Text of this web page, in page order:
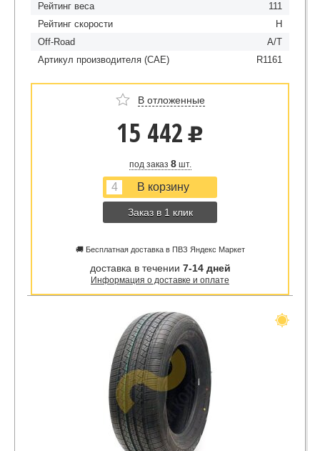
Рейтинг веса
111
Рейтинг скорости
H
Off-Road
A/T
Артикул производителя (CAE)
R1161
В отложенные
15 442 u
под заказ 8шт.
Заказ в 1 клик
🚚 Бесплатная доставка в ПВЗ Яндекс Маркет
доставка в течении 7-14 дней
Информация о доставке и оплате